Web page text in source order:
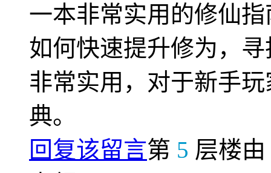
一本非常实用的修仙
如何快速提升修为，
非常实用，对于新手
典。
回复该留言第 5 层楼由